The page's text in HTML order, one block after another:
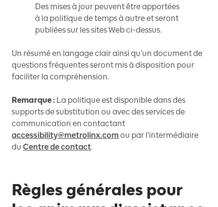
Des mises à jour peuvent être apportées
à la politique de temps à autre et seront
publiées sur les sites Web ci-dessus.
Un résumé en langage clair ainsi qu’un document de
questions fréquentes seront mis à disposition pour
faciliter la compréhension.
Remarque : La politique est disponible dans des
supports de substitution ou avec des services de
communication en contactant
accessibility@metrolinx.com ou par l’intermédiaire
du Centre de contact.
Règles générales pour